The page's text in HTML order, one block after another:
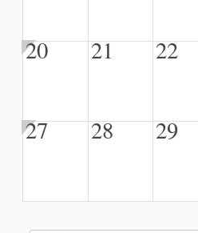
20 21 22
27 28 29